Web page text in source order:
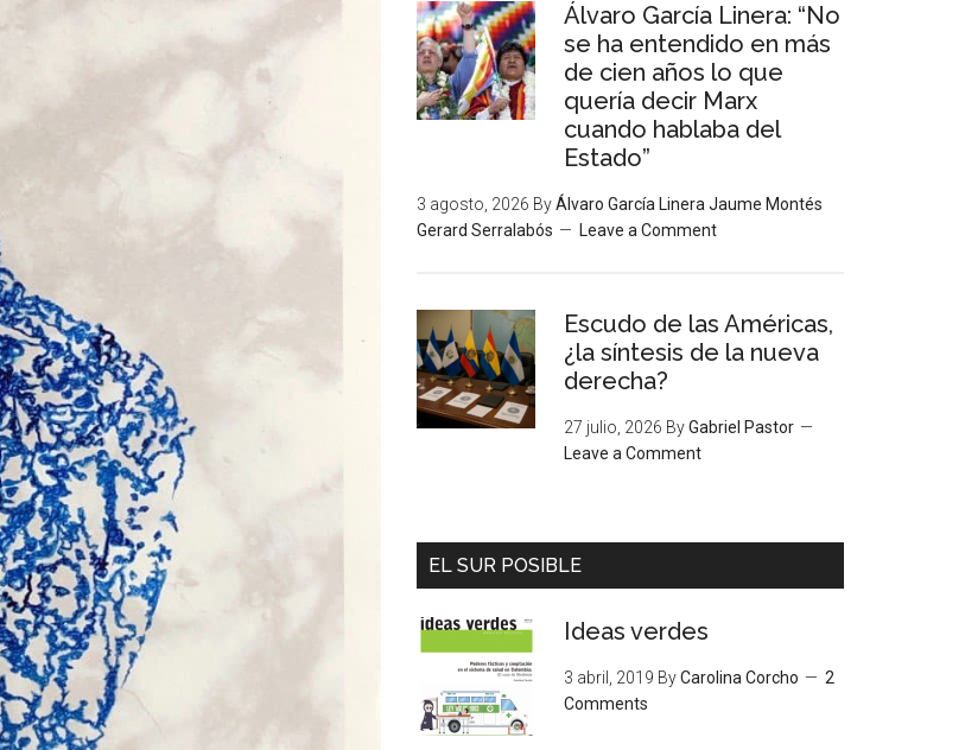
Álvaro García Linera: “No
se ha entendido en más
de cien años lo que
quería decir Marx
cuando hablaba del
Estado”
3 agosto, 2026 ByÁlvaro García Linera Jaume Montés
Gerard Serralabós
Leave a Comment
Escudo de las Américas,
¿la síntesis de la nueva
derecha?
27 julio, 2026 ByGabriel Pastor
Leave a Comment
EL SUR POSIBLE
Ideas verdes
3 abril, 2019 ByCarolina Corcho
2
Comments